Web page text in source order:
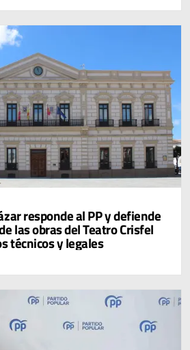
responde al PP y defiende
las obras del Teatro Crisfel
técnicos y legales